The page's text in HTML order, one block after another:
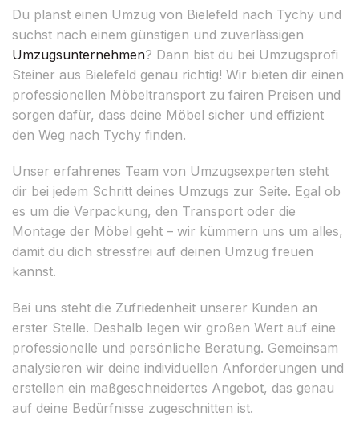
Du planst einen Umzug von Bielefeld nach Tychy und
suchst nach einem günstigen und zuverlässigen
Umzugsunternehmen? Dann bist du bei Umzugsprofi
Steiner aus Bielefeld genau richtig! Wir bieten dir einen
professionellen Möbeltransport zu fairen Preisen und
sorgen dafür, dass deine Möbel sicher und effizient
den Weg nach Tychy finden.
Unser erfahrenes Team von Umzugsexperten steht
dir bei jedem Schritt deines Umzugs zur Seite. Egal ob
es um die Verpackung, den Transport oder die
Montage der Möbel geht – wir kümmern uns um alles,
damit du dich stressfrei auf deinen Umzug freuen
kannst.
Bei uns steht die Zufriedenheit unserer Kunden an
erster Stelle. Deshalb legen wir großen Wert auf eine
professionelle und persönliche Beratung. Gemeinsam
analysieren wir deine individuellen Anforderungen und
erstellen ein maßgeschneidertes Angebot, das genau
auf deine Bedürfnisse zugeschnitten ist.